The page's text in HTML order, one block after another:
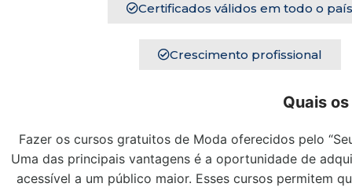
Certificados válidos em todo o país
Crescimento profissional
Quais
Fazer os cursos gratuitos de Moda oferecidos pelo
Uma das principais vantagens é a oportunidade de
acessível a um público maior. Esses cursos permitem